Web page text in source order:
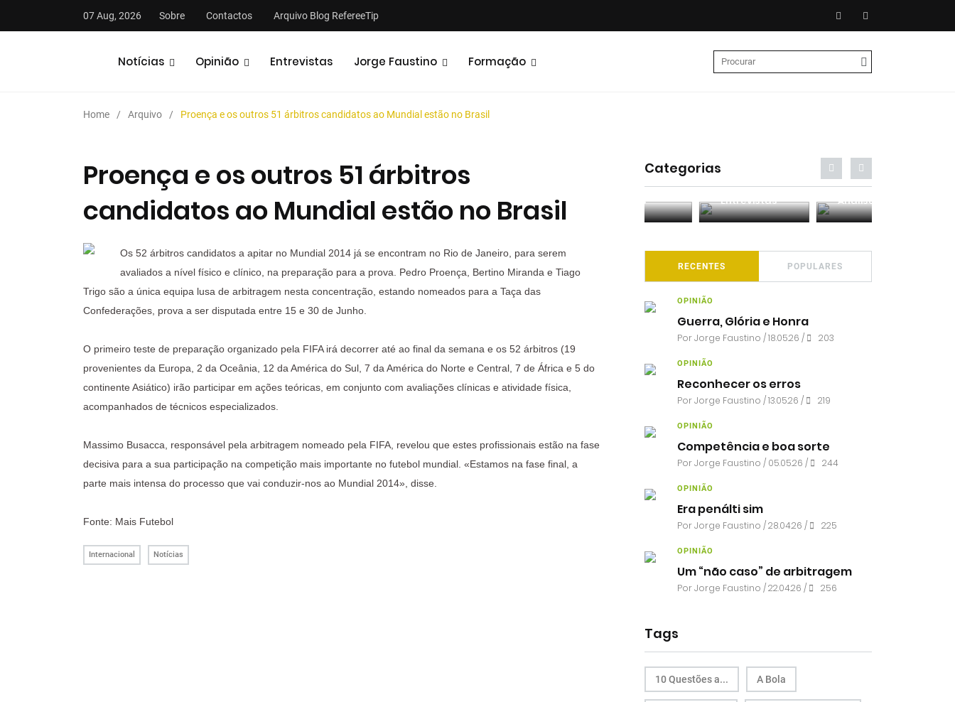
07 Aug, 2026 Sobre Contactos Arquivo Blog RefereeTip
Notícias Opinião Entrevistas Jorge Faustino Formação
Home Arquivo Proença e os outros 51 árbitros candidatos ao Mundial estão no Brasil
Proença e os outros 51 árbitros
candidatos ao Mundial estão no Brasil
Os 52 árbitros candidatos a apitar no Mundial 2014 já se encontram no Rio de Janeiro, para serem
avaliados a nível físico e clínico, na preparação para a prova. Pedro Proença, Bertino Miranda e Tiago
Trigo são a única equipa lusa de arbitragem nesta concentração, estando nomeados para a Taça das
Confederações, prova a ser disputada entre 15 e 30 de Junho.
O primeiro teste de preparação organizado pela FIFA irá decorrer até ao final da semana e os 52 árbitros (19
provenientes da Europa, 2 da Oceânia, 12 da América do Sul, 7 da América do Norte e Central, 7 de África e 5 do
continente Asiático) irão participar em ações teóricas, em conjunto com avaliações clínicas e atividade física,
acompanhados de técnicos especializados.
Massimo Busacca, responsável pela arbitragem nomeado pela FIFA, revelou que estes profissionais estão na fase
decisiva para a sua participação na competição mais importante no futebol mundial. «Estamos na fase final, a
parte mais intensa do processo que vai conduzir-nos ao Mundial 2014», disse.
Fonte: Mais Futebol
Internacional Notícias
Categorias
Notícias Opiniões Entrevistas Análises
RECENTES POPULARES
OPINIÃO
Guerra, Glória e Honra
PorJorge Faustino / 18.05.26 / 203
OPINIÃO
Reconhecer os erros
PorJorge Faustino / 13.05.26 / 219
OPINIÃO
Competência e boa sorte
PorJorge Faustino / 05.05.26 / 244
OPINIÃO
Era penálti sim
PorJorge Faustino / 28.04.26 / 225
OPINIÃO
Um “não caso” de arbitragem
PorJorge Faustino / 22.04.26 / 256
Tags
10 Questões a... A Bola